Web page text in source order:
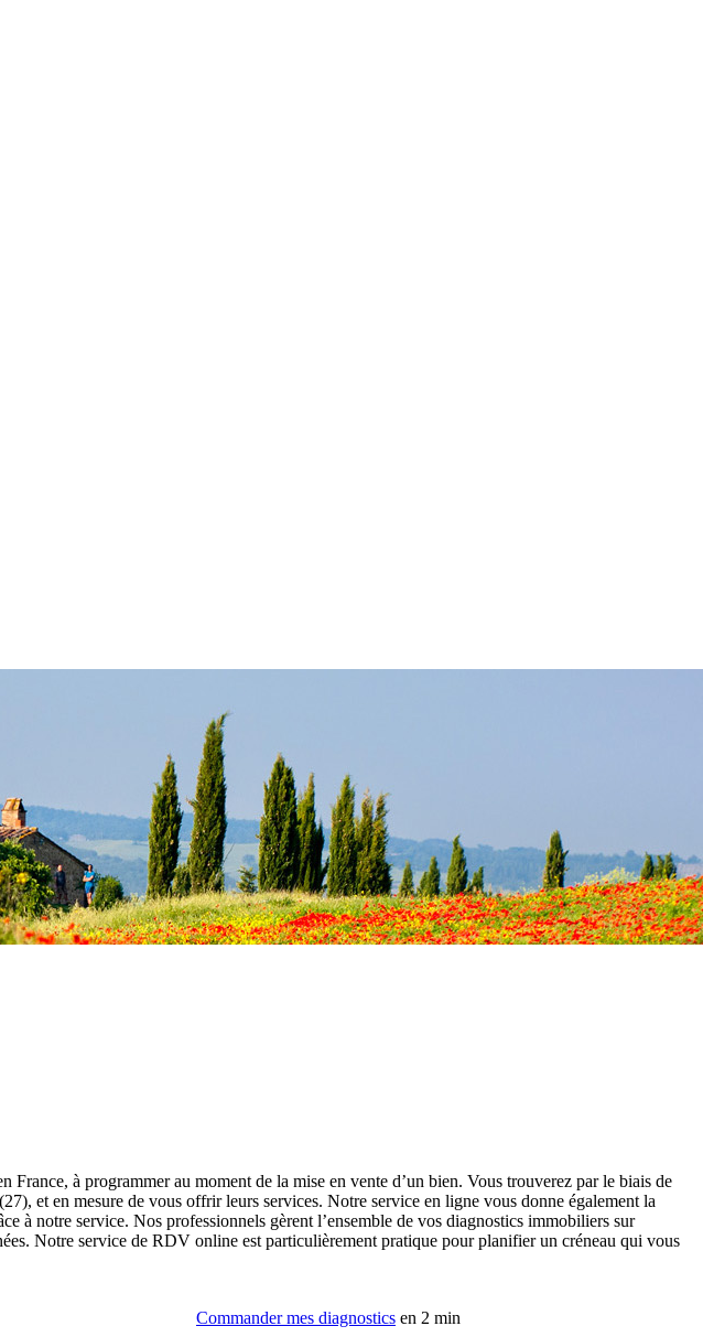
France, à programmer au moment de la mise en vente d’un bien. Vous trouverez par le biais de
et en mesure de vous offrir leurs services. Notre service en ligne vous donne également la
à notre service. Nos professionnels gèrent l’ensemble de vos diagnostics immobiliers sur
Notre service de RDV online est particulièrement pratique pour planifier un créneau qui vous
Commander mes diagnostics en 2 min